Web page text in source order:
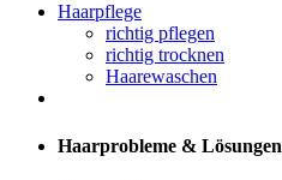
Haarpflege
richtig pflegen
richtig trocknen
Haarewaschen
Haarprobleme & Lösungen